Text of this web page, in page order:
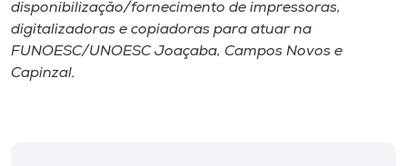
Biblioteca
Editora
disponibilização/fornecimento de impressoras,
digitalizadoras e copiadoras para atuar na
FUNOESC/UNOESC Joaçaba, Campos Novos e
Capinzal.